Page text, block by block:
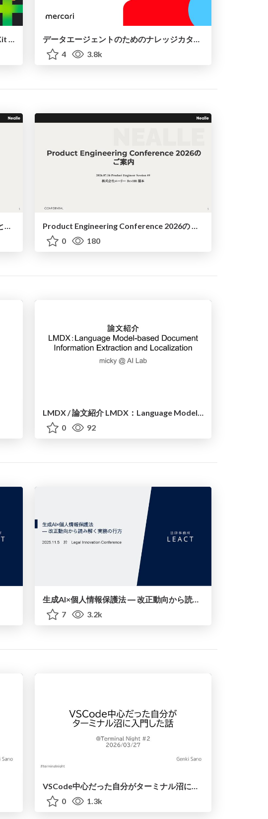
AI Agent 最前線： Agent Development Kit (ADK) から見る AI Agent に必要なインフラ
データエージェントのためのナレッジカタログ
4
3.8k
Claude Codeによるデータ分析の民主化とそれを支えるデータ基盤
Product Engineering Conference 2026の ご案内
0
180
LMDX / 論文紹介 LMDX：Language Model-based Document Information Extraction and Localization
0
92
生成AI×個人情報保護法 ― 改正動向から読み解く実務の行方
7
3.2k
VSCode中心だった自分がターミナル沼に入門した話
0
1.3k